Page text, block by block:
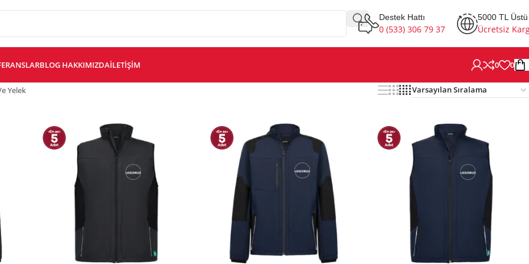
Destek Hattı
0 (533) 306 79 37
5000 TL Üstü
Ücretsiz
BLOG HAKKIMIZDAİLETIŞIM 0 0
Yelek